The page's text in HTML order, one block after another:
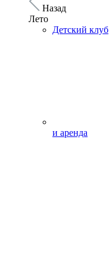
Назад
Лето
Детский клуб
и аренда